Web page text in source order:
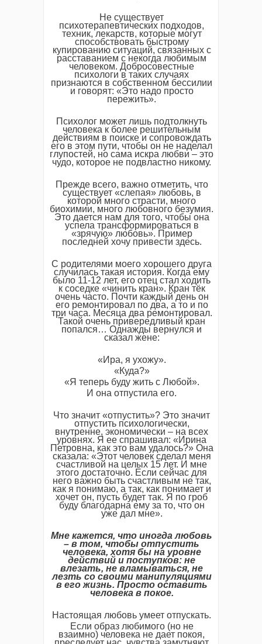
Не существует
психотерапевтических подходов,
техник, лекарств, которые могут
способствовать быстрому
купированию ситуаций, связанных с
расставанием с некогда любимым
человеком. Добросовестные
психологи в таких случаях
признаются в собственном бессилии
и говорят: «Это надо просто
пережить».
Психолог может лишь подтолкнуть
человека к более решительным
действиям в поиске и сопровождать
его в этом пути, чтобы он не наделал
глупостей, но сама искра любви – это
чудо, которое не подвластно никому.
Прежде всего, важно отметить, что
существует «слепая» любовь, в
которой много страсти, много
биохимии, много любовного безумия.
Это дается нам для того, чтобы она
успела трансформироваться в
«зрячую» любовь». Пример
последней хочу привести здесь.
С родителями моего хорошего друга
случилась такая история. Когда ему
было 11-12 лет, его отец стал ходить
к соседке «чинить кран». Кран тёк
очень часто. Почти каждый день он
его ремонтировал по два, а то и по
три часа. Месяца два ремонтировал.
Такой очень привередливый кран
попался… Однажды вернулся и
сказал жене:
«Ира, я ухожу».
«Куда?»
«Я теперь буду жить с Любой».
И она отпустила его.
Что значит «отпустить»? Это значит
отпустить психологически,
внутренне, экономически – на всех
уровнях. Я ее спрашивал: «Ирина
Петровна, как это вам удалось?» Она
сказала: «Этот человек сделал меня
счастливой на целых 15 лет. И мне
этого достаточно. Если сейчас для
него важно быть счастливым не так,
как я понимаю, а так, как понимает и
хочет он, пусть будет так. Я по гроб
буду благодарна ему за то, что он
уже дал мне».
Мне кажется, что иногда любовь
– в том, чтобы отпустить
человека, хотя бы на уровне
действий и поступков: не
влезать, не вламываться, не
лезть со своими манипуляциями
в его жизнь. Просто оставить
человека в покое.
Настоящая любовь умеет отпускать.
Если образ любимого (но не
взаимно) человека не дает покоя,